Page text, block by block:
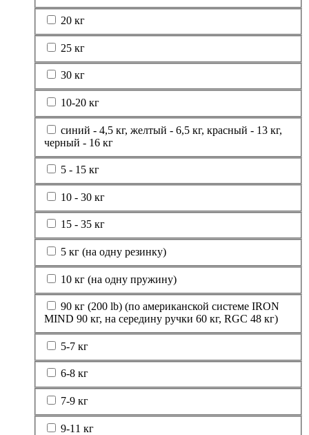
20 кг
25 кг
30 кг
10-20 кг
синий - 4,5 кг, желтый - 6,5 кг, красный - 13 кг,
черный - 16 кг
5 - 15 кг
10 - 30 кг
15 - 35 кг
5 кг (на одну резинку)
10 кг (на одну пружину)
90 кг (200 lb) (по американской системе IRON
MIND 90 кг, на середину ручки 60 кг, RGC 48 кг)
5-7 кг
6-8 кг
7-9 кг
9-11 кг